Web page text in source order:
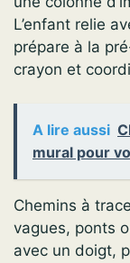
L’enfant relie
prépare à la
crayon et
A lire aussi
mural pour
Chemins à
vagues, ponts
avec un doigt,